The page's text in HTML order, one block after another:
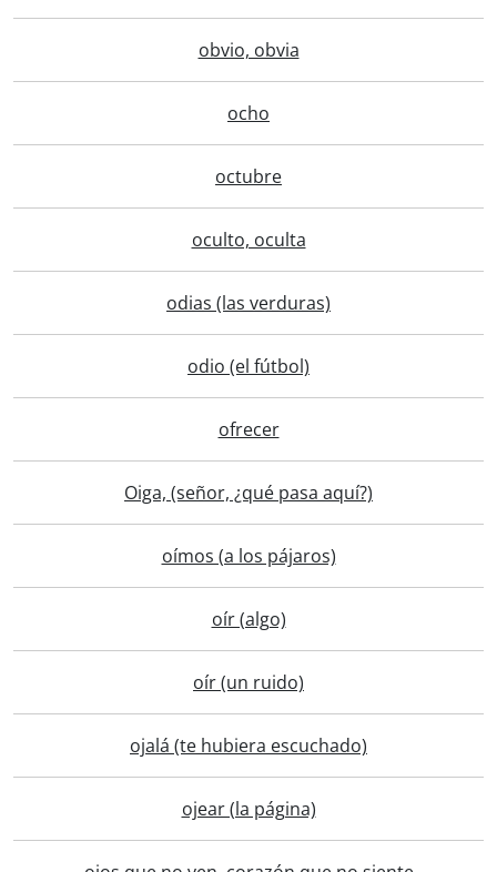
obvio, obvia
ocho
octubre
oculto, oculta
odias (las verduras)
odio (el fútbol)
ofrecer
Oiga, (señor, ¿qué pasa aquí?)
oímos (a los pájaros)
oír (algo)
oír (un ruido)
ojalá (te hubiera escuchado)
ojear (la página)